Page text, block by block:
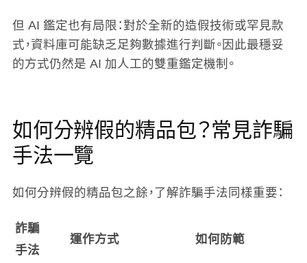
但 AI 鑑定也有局限：對於全新的造假技術或罕見款
式，資料庫可能缺乏足夠數據進行判斷。因此最穩妥
的方式仍然是 AI 加人工的雙重鑑定機制。
如何分辨假的精品包？常見詐騙
手法一覽
如何分辨假的精品包之餘，了解詐騙手法同樣重要：
詐騙
手法
運作方式
如何防範